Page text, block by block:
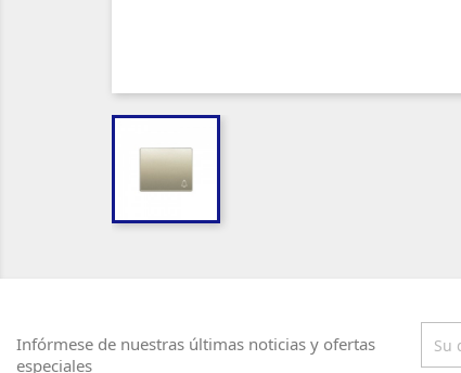
Infórmese de nuestras últimas noticias y ofertas
especiales